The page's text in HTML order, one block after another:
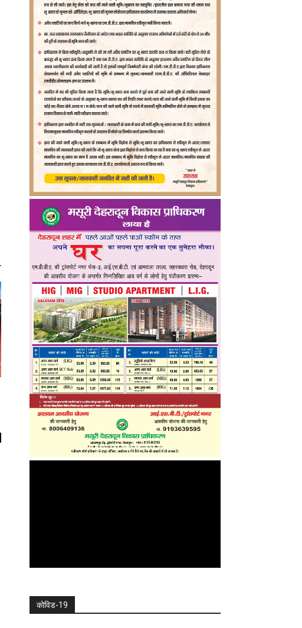
कोविड-19